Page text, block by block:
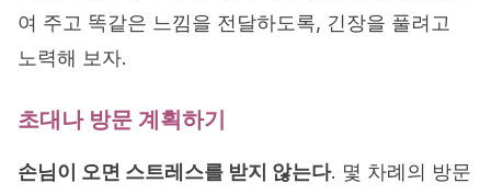
여 주고 똑같은 느낌을 전달하도록, 긴장을 풀려고
노력해 보자.
초대나 방문 계획하기
손님이 오면 스트레스를 받지 않는다. 몇 차례의 방문